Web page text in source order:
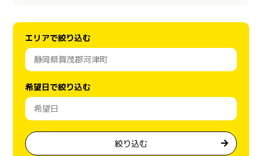
エリアで絞り込む
希望日で絞り込む
絞り込む